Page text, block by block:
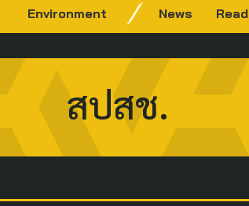
Environment News Read
สปสช.